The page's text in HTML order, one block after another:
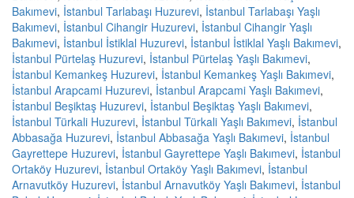
Bakımevi, İstanbul Tarlabaşı Huzurevi, İstanbul Tarlabaşı Yaşlı
Bakımevi, İstanbul Cihangir Huzurevi, İstanbul Cihangir Yaşlı
Bakımevi, İstanbul İstiklal Huzurevi, İstanbul İstiklal Yaşlı Bakımevi,
İstanbul Pürtelaş Huzurevi, İstanbul Pürtelaş Yaşlı Bakımevi,
İstanbul Kemankeş Huzurevi, İstanbul Kemankeş Yaşlı Bakımevi,
İstanbul Arapcami Huzurevi, İstanbul Arapcami Yaşlı Bakımevi,
İstanbul Beşiktaş Huzurevi, İstanbul Beşiktaş Yaşlı Bakımevi,
İstanbul Türkali Huzurevi, İstanbul Türkali Yaşlı Bakımevi, İstanbul
Abbasağa Huzurevi, İstanbul Abbasağa Yaşlı Bakımevi, İstanbul
Gayrettepe Huzurevi, İstanbul Gayrettepe Yaşlı Bakımevi, İstanbul
Ortaköy Huzurevi, İstanbul Ortaköy Yaşlı Bakımevi, İstanbul
Arnavutköy Huzurevi, İstanbul Arnavutköy Yaşlı Bakımevi, İstanbul